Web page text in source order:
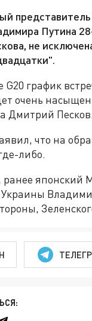
Путина
не
G20 график
очень
Дмитрий Песков.
что на
либо.
японский